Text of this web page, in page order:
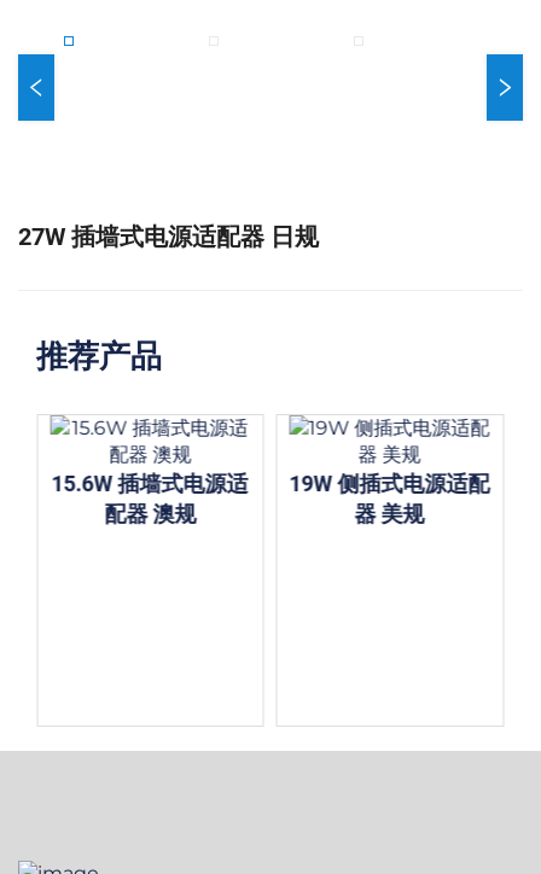
27W 插墙式电源适配器 日规
推荐产品
15.6W 插墙式电源适
配器 澳规
19W 侧插式电源适配
器 美规